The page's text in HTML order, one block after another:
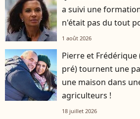
a suivi une
n'était pas du tout
1 août 2026
Pierre et Frédérique
pré) tournent une
une maison dans
agriculteurs !
18 juillet 2026